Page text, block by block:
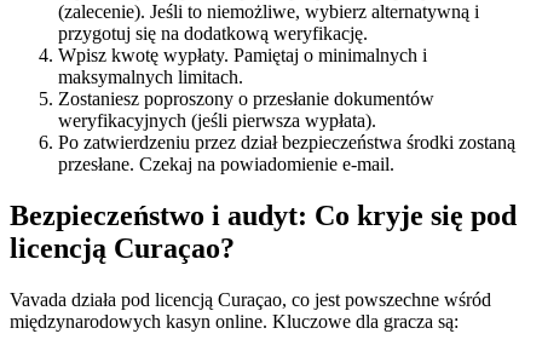
(zalecenie). Jeśli to niemożliwe, wybierz alternatywną i
przygotuj się na dodatkową weryfikację.
Wpisz kwotę wypłaty. Pamiętaj o minimalnych i
maksymalnych limitach.
Zostaniesz poproszony o przesłanie dokumentów
weryfikacyjnych (jeśli pierwsza wypłata).
Po zatwierdzeniu przez dział bezpieczeństwa środki zostaną
przesłane. Czekaj na powiadomienie e-mail.
Bezpieczeństwo i audyt: Co kryje się pod
licencją Curaçao?
Vavada działa pod licencją Curaçao, co jest powszechne wśród
międzynarodowych kasyn online. Kluczowe dla gracza są: